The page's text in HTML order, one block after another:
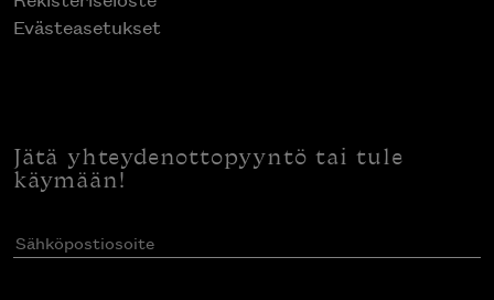
Evästeasetukset
Jätä yhteydenottopyyntö tai tule
käymään!
Sähköpostiosoite(Pakollinen)